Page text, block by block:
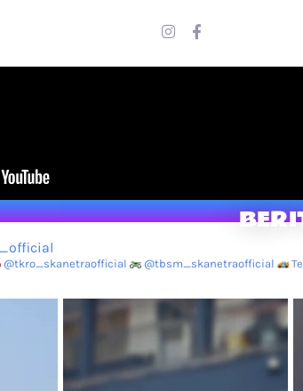
@tkro_skanetraofficial @tbsm_skanetraofficial